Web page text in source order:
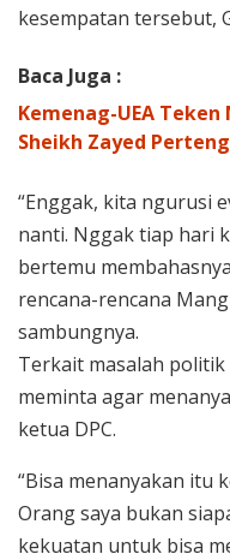
kesempatan tersebut,
Baca Juga :
Kemenag-UEA
Sheikh Zayed
“Enggak, kita ngurusi
nanti. Nggak tiap hari
bertemu
rencana-rencana
sambungnya.
Terkait masalah
meminta agar
ketua DPC.
“Bisa menanyakan itu
Orang saya bukan
kekuatan untuk bisa